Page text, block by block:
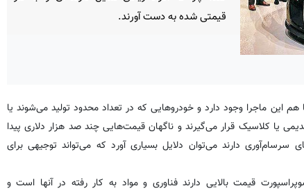
قیمتی شده به دست آورند.
هم این ماجرا وجود دارد و خودروهایی که در تعداد محدود تولید می‌شوند یا
یا کلاسیک قرار می‌گیرند و ناگهان قیمت‌هایی چند صد هزار دلاری پیدا
دارند می‌توان دلایل بسیاری آورد که می‌تواند توجیهی برای
قیمت بالایی دارند فناوری و مواد به کار رفته در آنها است و